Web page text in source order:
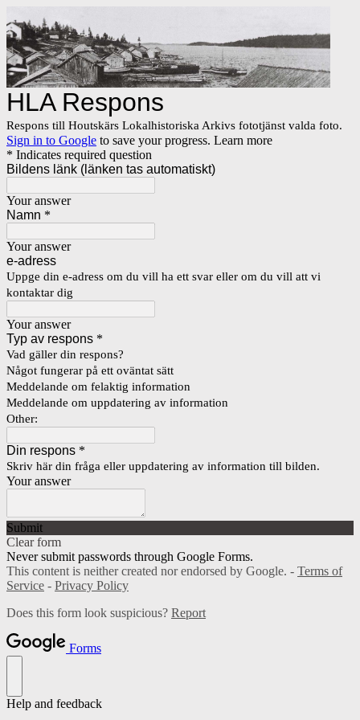
HLA Respons
Respons till Houtskärs Lokalhistoriska Arkivs fototjänst valda foto.
Sign in to Google to save your progress. Learn more
* Indicates required question
Bildens länk (länken tas automatiskt)
Your answer
Namn *
Your answer
e-adress
Uppge din e-adress om du vill ha ett svar eller om du vill att vi
kontaktar dig
Your answer
Typ av respons *
Vad gäller din respons?
Något fungerar på ett oväntat sätt
Meddelande om felaktig information
Meddelande om uppdatering av information
Other:
Din respons *
Skriv här din fråga eller uppdatering av information till bilden.
Your answer
Submit
Clear form
Never submit passwords through Google Forms.
This content is neither created nor endorsed by Google. - Terms of
Service - Privacy Policy
Does this form look suspicious? Report
Forms
Help and feedback